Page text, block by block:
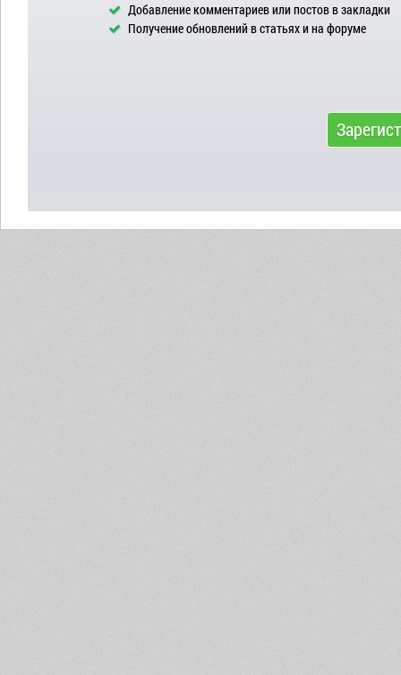
Добавление комментариев или постов в закладки
Получение обновлений в статьях и на форуме